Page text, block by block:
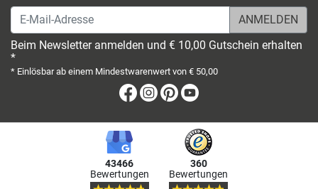
E-Mail-Adresse
Beim Newsletter anmelden und € 10,00 Gutschein erhalten
*
* Einlösbar ab einem Mindestwarenwert von € 50,00
Facebook
Instagram
Pinterest
43466
Bewertungen
360
Bewertungen